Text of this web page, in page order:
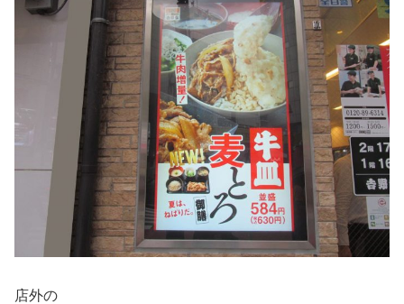
店外の